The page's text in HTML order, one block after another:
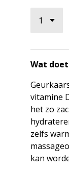
Wat
vitamine
het zo
zelfs
kan